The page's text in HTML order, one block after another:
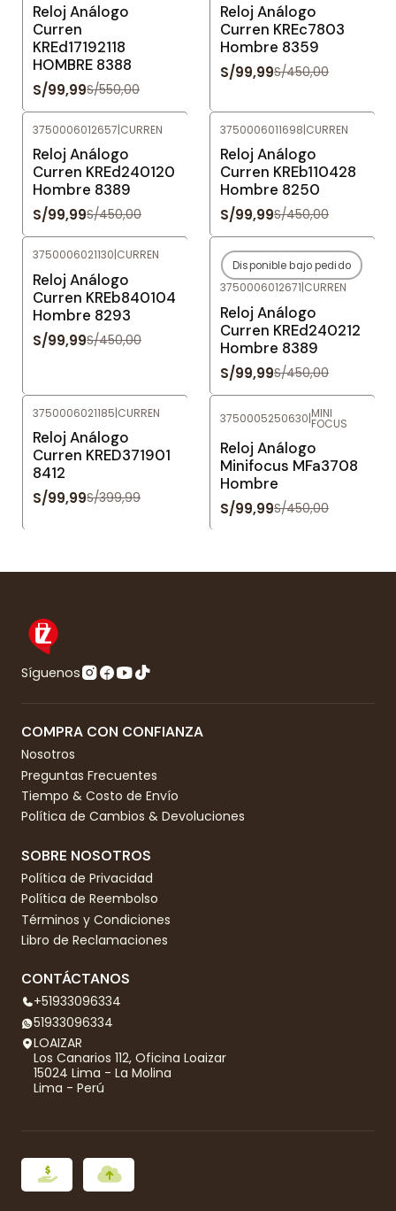
Reloj Análogo
Curren
KREd17192118
HOMBRE 8388
S/99,99S/550,00
Reloj Análogo
Curren KREc7803
Hombre 8359
S/99,99S/450,00
3750006012657|CURREN
Reloj Análogo
Curren KREd240120
Hombre 8389
S/99,99S/450,00
3750006011698|CURREN
Reloj Análogo
Curren KREb110428
Hombre 8250
S/99,99S/450,00
3750006021130|CURREN
Reloj Análogo
Curren KREb840104
Hombre 8293
S/99,99S/450,00
-78%OFF
Agotado
Disponible bajo pedido
3750006012671|CURREN
Reloj Análogo
Curren KREd240212
Hombre 8389
S/99,99S/450,00
3750006021185|CURREN
Reloj Análogo
Curren KRED371901
8412
S/99,99S/399,99
-78%OFF
3750005250630|MINI
FOCUS
Reloj Análogo
Minifocus MFa3708
Hombre
S/99,99S/450,00
Síguenos
COMPRA CON CONFIANZA
Nosotros
Preguntas Frecuentes
Tiempo & Costo de Envío
Política de Cambios & Devoluciones
SOBRE NOSOTROS
Política de Privacidad
Política de Reembolso
Términos y Condiciones
Libro de Reclamaciones
CONTÁCTANOS
+51933096334
51933096334
LOAIZAR
Los Canarios 112, Oficina Loaizar
15024 Lima - La Molina
Lima - Perú